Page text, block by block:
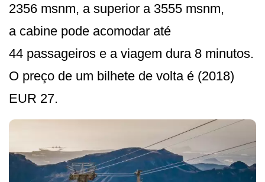
2356 msnm, a superior a 3555 msnm,
a cabine pode acomodar até
44 passageiros e a viagem dura 8 minutos.
O preço de um bilhete de volta é (2018)
EUR 27.